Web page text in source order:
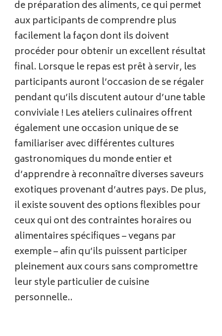
de préparation des aliments, ce qui permet
aux participants de comprendre plus
facilement la façon dont ils doivent
procéder pour obtenir un excellent résultat
final. Lorsque le repas est prêt à servir, les
participants auront l’occasion de se régaler
pendant qu’ils discutent autour d’une table
conviviale ! Les ateliers culinaires offrent
également une occasion unique de se
familiariser avec différentes cultures
gastronomiques du monde entier et
d’apprendre à reconnaître diverses saveurs
exotiques provenant d’autres pays. De plus,
il existe souvent des options flexibles pour
ceux qui ont des contraintes horaires ou
alimentaires spécifiques – vegans par
exemple – afin qu’ils puissent participer
pleinement aux cours sans compromettre
leur style particulier de cuisine
personnelle..